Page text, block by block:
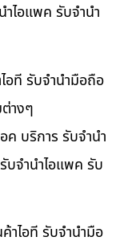
ไอแพค รับจำนำ
อที รับจำนำมือถือ
างๆ
ค บริการ รับจำนำ
บจำนำไอแพค รับ
าไอที รับจำนำมือ